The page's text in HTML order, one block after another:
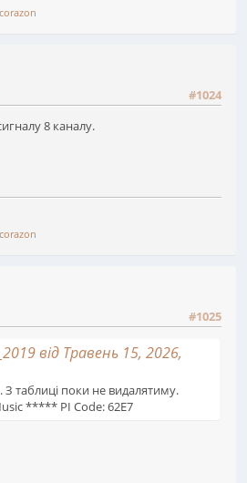
corazon
#1024
8 каналу.
corazon
#1025
від Травень 15, 2026,
З таблиці поки не видалятиму.
***** PI Code: 62E7